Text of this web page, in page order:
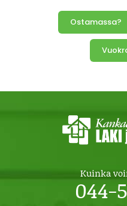
Ostamassa?
Kuinka
044-